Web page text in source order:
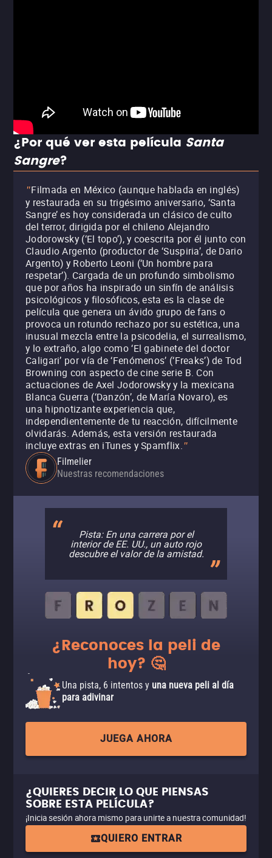
¿Por qué ver esta película Santa
Sangre?
"Filmada en México (aunque hablada en inglés)
y restaurada en su trigésimo aniversario, ‘Santa
Sangre’ es hoy considerada un clásico de culto
del terror, dirigida por el chileno Alejandro
Jodorowsky (‘El topo’), y coescrita por él junto con
Claudio Argento (productor de ‘Suspiria’, de Dario
Argento) y Roberto Leoni (‘Un hombre para
respetar’). Cargada de un profundo simbolismo
que por años ha inspirado un sinfín de análisis
psicológicos y filosóficos, esta es la clase de
película que genera un ávido grupo de fans o
provoca un rotundo rechazo por su estética, una
inusual mezcla entre la psicodelia, el surrealismo,
y lo extraño, algo como ‘El gabinete del doctor
Caligari’ por vía de ‘Fenómenos’ (‘Freaks’) de Tod
Browning con aspecto de cine serie B. Con
actuaciones de Axel Jodorowsky y la mexicana
Blanca Guerra (‘Danzón’, de María Novaro), es
una hipnotizante experiencia que,
independientemente de tu reacción, difícilmente
olvidarás. Además, esta versión restaurada
incluye extras en iTunes y Spamflix."
Filmelier
Nuestras recomendaciones
Pista: En una carrera por el
interior de EE. UU., un auto rojo
descubre el valor de la amistad.
¿Reconoces la peli de
hoy? 🤔
Una pista, 6 intentos y una nueva peli al día
para adivinar
JUEGA AHORA
¿QUIERES DECIR LO QUE PIENSAS
SOBRE ESTA PELÍCULA?
¡Inicia sesión ahora mismo para unirte a nuestra comunidad!
QUIERO ENTRAR